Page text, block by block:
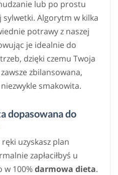
lub po prostu
Algorytm w kilka
potrawy z naszej
je idealnie do
dzięki czemu Twoja
zbilansowana,
smakowita.
dopasowana do
uzyskasz plan
zapłaciłbyś u
w 100%darmowa dieta.